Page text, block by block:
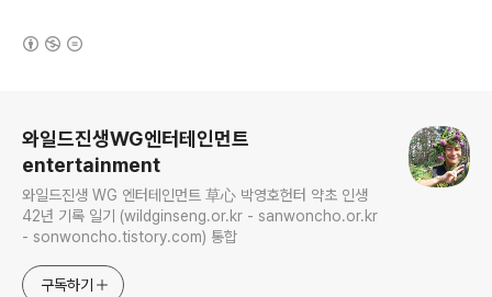
와일드진생WG엔터테인먼트
entertainment
와일드진생 WG 엔터테인먼트 草心 박영호헌터 약초 인생
42년 기록 일기 (wildginseng.or.kr - sanwoncho.or.kr
- sonwoncho.tistory.com) 통합
구독하기